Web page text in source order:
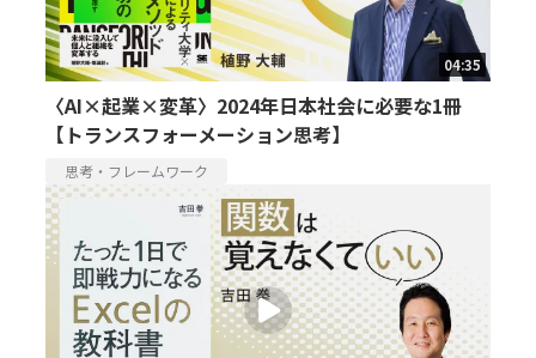
04:35
〈AI×起業×変革〉2024年日本社会に必要な1冊
【トランスフォーメーション思考】
思考・フレームワーク